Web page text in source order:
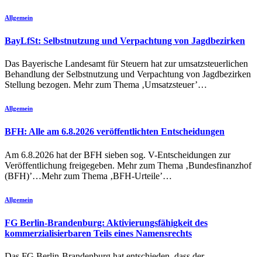
Allgemein
BayLfSt: Selbstnutzung und Verpachtung von Jagdbezirken
Das Bayerische Landesamt für Steuern hat zur umsatzsteuerlichen
Behandlung der Selbstnutzung und Verpachtung von Jagdbezirken
Stellung bezogen. Mehr zum Thema ‚Umsatzsteuer’…
Allgemein
BFH: Alle am 6.8.2026 veröffentlichten Entscheidungen
Am 6.8.2026 hat der BFH sieben sog. V-Entscheidungen zur
Veröffentlichung freigegeben. Mehr zum Thema ‚Bundesfinanzhof
(BFH)’…Mehr zum Thema ‚BFH-Urteile’…
Allgemein
FG Berlin-Brandenburg: Aktivierungsfähigkeit des
kommerzialisierbaren Teils eines Namensrechts